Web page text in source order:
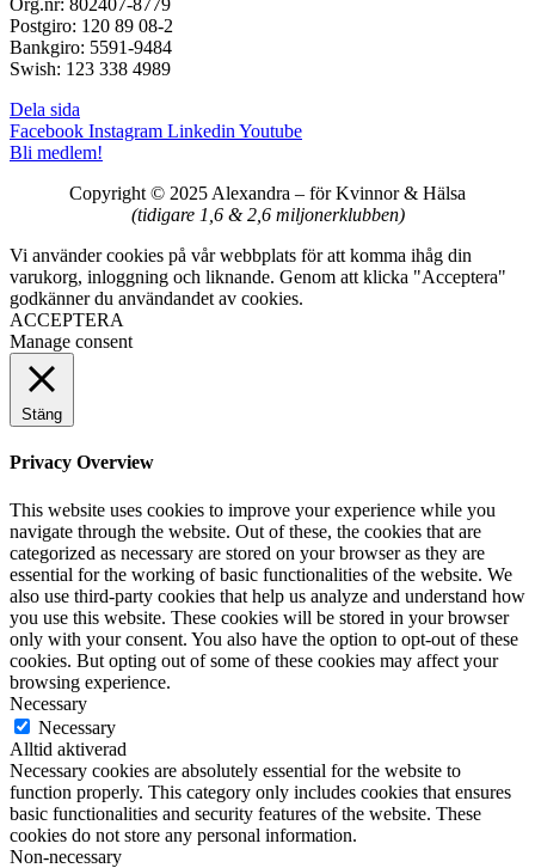
Org.nr: 802407-8779
Postgiro: 120 89 08-2
Bankgiro: 5591-9484
Swish: 123 338 4989
Dela sida
Facebook Instagram Linkedin Youtube
Bli medlem!
Copyright © 2025 Alexandra – för Kvinnor & Hälsa
(tidigare 1,6 & 2,6 miljonerklubben)
Vi använder cookies på vår webbplats för att komma ihåg din
varukorg, inloggning och liknande. Genom att klicka "Acceptera"
godkänner du användandet av cookies.
ACCEPTERA
Manage consent
Stäng
Privacy Overview
This website uses cookies to improve your experience while you
navigate through the website. Out of these, the cookies that are
categorized as necessary are stored on your browser as they are
essential for the working of basic functionalities of the website. We
also use third-party cookies that help us analyze and understand how
you use this website. These cookies will be stored in your browser
only with your consent. You also have the option to opt-out of these
cookies. But opting out of some of these cookies may affect your
browsing experience.
Necessary
Necessary
Alltid aktiverad
Necessary cookies are absolutely essential for the website to
function properly. This category only includes cookies that ensures
basic functionalities and security features of the website. These
cookies do not store any personal information.
Non-necessary